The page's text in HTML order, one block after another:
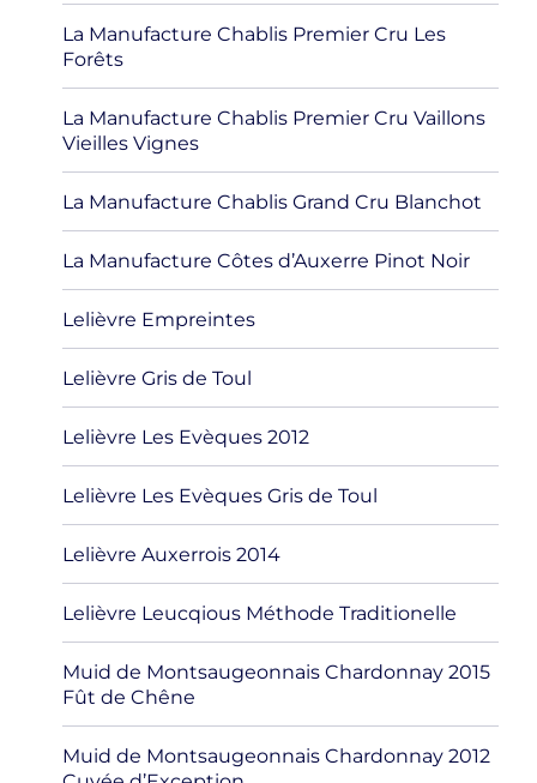
La Manufacture Chablis Premier Cru Les
Forêts
La Manufacture Chablis Premier Cru Vaillons
Vieilles Vignes
La Manufacture Chablis Grand Cru Blanchot
La Manufacture Côtes d’Auxerre Pinot Noir
Lelièvre Empreintes
Lelièvre Gris de Toul
Lelièvre Les Evèques 2012
Lelièvre Les Evèques Gris de Toul
Lelièvre Auxerrois 2014
Lelièvre Leucqious Méthode Traditionelle
Muid de Montsaugeonnais Chardonnay 2015
Fût de Chêne
Muid de Montsaugeonnais Chardonnay 2012